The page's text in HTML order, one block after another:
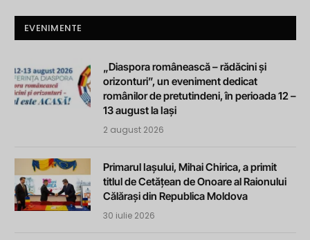
EVENIMENTE
„Diaspora românească – rădăcini și
orizonturi”, un eveniment dedicat
românilor de pretutindeni, în perioada 12 –
13 august la Iași
2 august 2026
Primarul Iașului, Mihai Chirica, a primit
titlul de Cetățean de Onoare al Raionului
Călărași din Republica Moldova
30 iulie 2026